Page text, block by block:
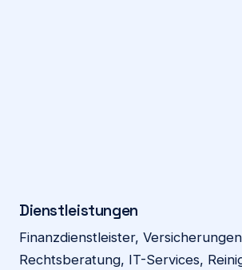
Dienstleistungen
Finanzdienstleister,
Rechtsberatung, IT-Services,